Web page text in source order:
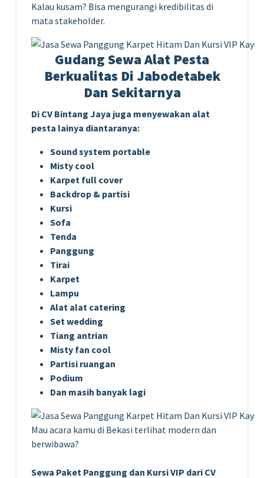
Kalau kusam? Bisa mengurangi kredibilitas di
mata stakeholder.
Gudang Sewa Alat Pesta
Berkualitas Di Jabodetabek
Dan Sekitarnya
Di CV Bintang Jaya juga menyewakan alat
pesta lainya diantaranya:
Sound system portable
Misty cool
Karpet full cover
Backdrop & partisi
Kursi
Sofa
Tenda
Panggung
Tirai
Karpet
Lampu
Alat alat catering
Set wedding
Tiang antrian
Misty fan cool
Partisi ruangan
Podium
Dan masih banyak lagi
Mau acara kamu di Bekasi terlihat modern dan
berwibawa?
Sewa Paket Panggung dan Kursi VIP dari CV